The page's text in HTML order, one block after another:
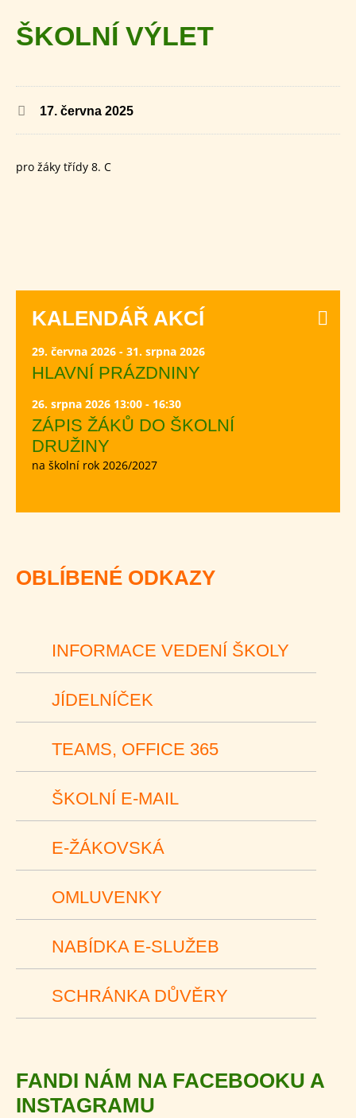
ŠKOLNÍ VÝLET
17. června 2025
pro žáky třídy 8. C
KALENDÁŘ AKCÍ
29. června 2026 - 31. srpna 2026
HLAVNÍ PRÁZDNINY
26. srpna 2026 13:00 - 16:30
ZÁPIS ŽÁKŮ DO ŠKOLNÍ
DRUŽINY
na školní rok 2026/2027
OBLÍBENÉ ODKAZY
INFORMACE VEDENÍ ŠKOLY
JÍDELNÍČEK
TEAMS, OFFICE 365
ŠKOLNÍ E-MAIL
E-ŽÁKOVSKÁ
OMLUVENKY
NABÍDKA E-SLUŽEB
SCHRÁNKA DŮVĚRY
FANDI NÁM NA FACEBOOKU A
INSTAGRAMU